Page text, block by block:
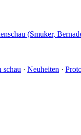
(Smuker,
schau · Neuheiten ·